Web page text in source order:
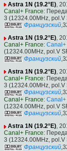
Astra 1N (19.2°E) ,
Canal+ France:
3 (12324.00MHz,
Французский
Astra 1N (19.2°E),
Canal+ France: Canal+
(12324.00MHz, pol.V
Французский
Astra 1N (19.2°E),
Canal+ France:
3 (12324.00MHz, pol.V
Французский
Canal+ France: Canal+
(12324.00MHz, pol.V
Французский
Astra 1N (19.2°E),
Canal+ France:
3 (12324.00MHz, pol.V
Французский